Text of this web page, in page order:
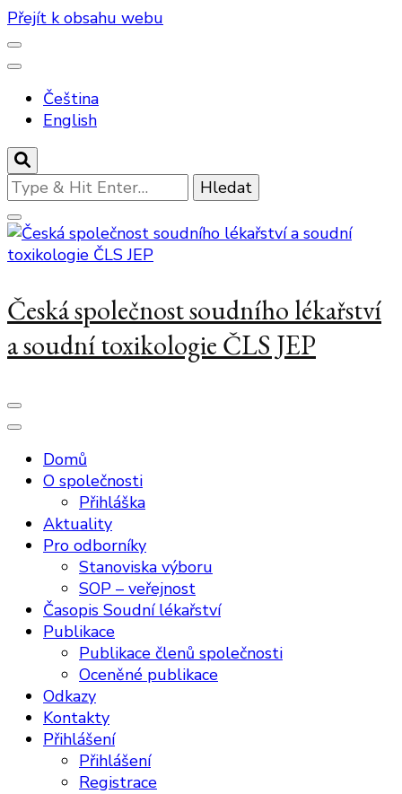
Přejít k obsahu webu
Čeština
English
Hledáte
něco
?
Česká společnost soudního lékařství
a soudní toxikologie ČLS JEP
Domů
O společnosti
Přihláška
Aktuality
Pro odborníky
Stanoviska výboru
SOP – veřejnost
Časopis Soudní lékařství
Publikace
Publikace členů společnosti
Oceněné publikace
Odkazy
Kontakty
Přihlášení
Přihlášení
Registrace